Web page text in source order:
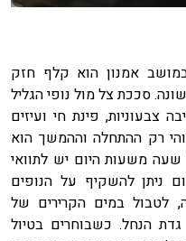
אמנון הוא קלף חזק
סככת צל מול נופי הגליל
צבעוניות, פינת חי ועיזים
רק ההתחלה וההמשך הוא
שעה משעות היום יש לתוואי
ניתן להשקיף על הנופים
לטבול במים הקרירים של
הנחל. כשבוחרים בטיול